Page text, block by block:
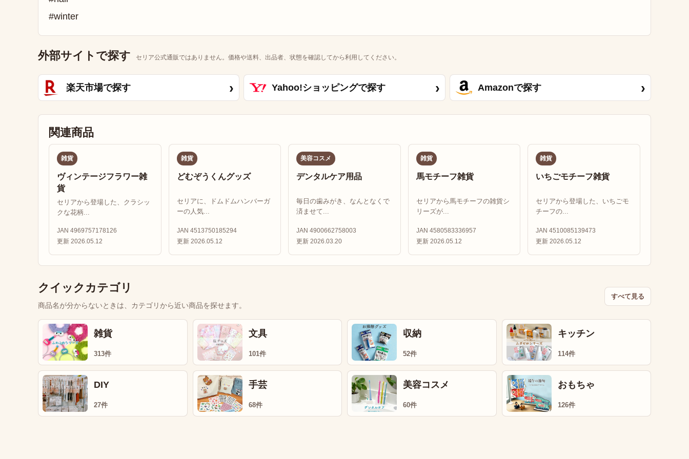
#winter
外部サイトで探す セリア公式通販ではありません。価格や送料、出品者、状態を確認してから利用してください。
楽天市場で探す › Yahoo!ショッピングで探す › Amazonで探す ›
関連商品
雑貨
ヴィンテージフラワー雑
貨
セリアから登場した、クラシッ
クな花柄...
JAN 4969757178126
更新 2026.05.12
雑貨
どむぞうくんグッズ
セリアに、ドムドムハンバーガ
ーの人気...
JAN 4513750185294
更新 2026.05.12
美容コスメ
デンタルケア用品
毎日の歯みがき、なんとなくで
済ませて...
JAN 4900662758003
更新 2026.03.20
雑貨
馬モチーフ雑貨
セリアから馬モチーフの雑貨シ
リーズが...
JAN 4580583336957
更新 2026.05.12
雑貨
いちごモチーフ雑貨
セリアから登場した、いちごモ
チーフの...
JAN 4510085139473
更新 2026.05.12
クイックカテゴリ
商品名が分からないときは、カテゴリから近い商品を探せます。
すべて見る
雑貨
313件
文具
101件
収納
52件
キッチン
114件
DIY
27件
手芸
68件
美容コスメ
60件
おもちゃ
126件